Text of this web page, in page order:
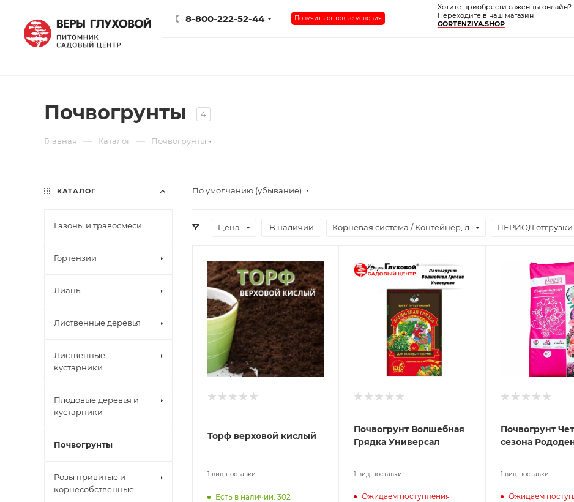
8-800-222-52-44 Получить оптовые условия
Хотите приобрести саженцы онлайн?
Переходите в наш магазин
GORTENZIYA.SHOP
Почвогрунты 4
Главная — Каталог — Почвогрунты
По умолчанию (убывание)
Цена В наличии Корневая система / Контейнер, л ПЕРИОД отгрузки
Торф верховой кислый
1 вид поставки
Есть в наличии: 302
Почвогрунт Волшебная
Грядка Универсал
1 вид поставки
Ожидаем поступления
Почвогрунт
сезона
1 вид поставки
Ожидаем
КАТАЛОГ
Газоны и травосмеси
Гортензии
Лианы
Лиственные деревья
Лиственные
кустарники
Плодовые деревья и
кустарники
Почвогрунты
Розы привитые и
корнесобственные